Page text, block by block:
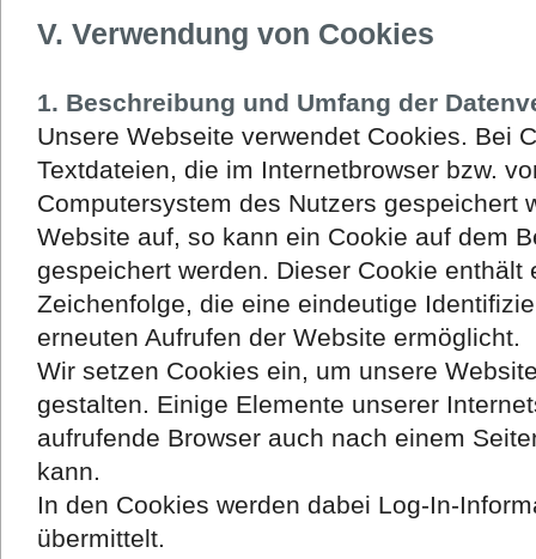
V. Verwendung von Cookies
1. Beschreibung und Umfang der
Unsere Webseite verwendet Cookies. Bei
Textdateien, die im Internetbrowser bzw.
Computersystem des Nutzers gespeichert
Website auf, so kann ein Cookie auf dem
gespeichert werden. Dieser Cookie enthält
Zeichenfolge, die eine eindeutige
erneuten Aufrufen der Website ermöglicht.
Wir setzen Cookies ein, um unsere
gestalten. Einige Elemente unserer
aufrufende Browser auch nach einem
kann.
In den Cookies werden dabei Log-In-
übermittelt.